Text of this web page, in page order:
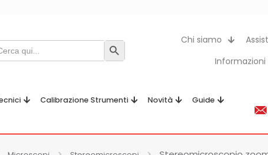
Search Button
Chi siamo
Informazioni
Calibrazione Strumenti Novità Guide